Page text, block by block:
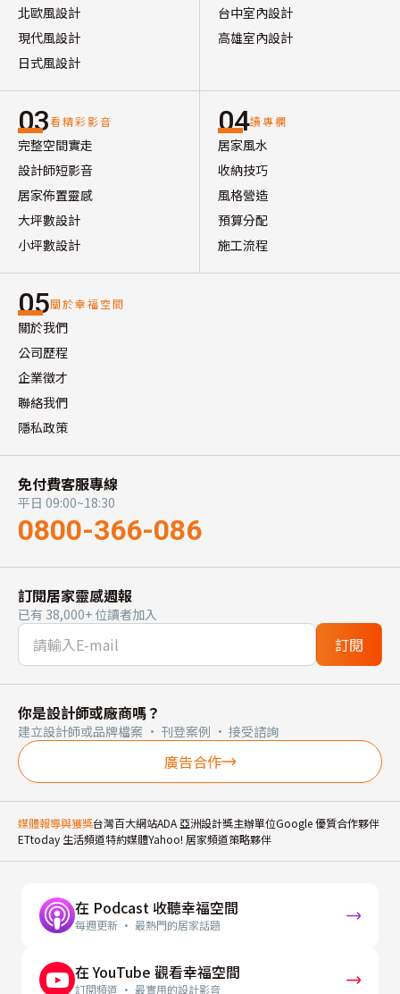
北歐風設計
現代風設計
日式風設計
台中室內設計
高雄室內設計
03看精彩影音
完整空間實走
設計師短影音
居家佈置靈感
大坪數設計
小坪數設計
04讀專欄
居家風水
收納技巧
風格營造
預算分配
施工流程
05關於幸福空間
關於我們
公司歷程
企業徵才
聯絡我們
隱私政策
免付費客服專線
平日 09:00~18:30
0800-366-086
訂閱居家靈感週報
已有 38,000+ 位讀者加入
訂閱
你是設計師或廠商嗎？
建立設計師或品牌檔案 · 刊登案例 · 接受諮詢
廣告合作
媒體報導與獲獎台灣百大網站ADA 亞洲設計獎主辦單位Google 優質合作夥伴
ETtoday 生活頻道特約媒體Yahoo! 居家頻道策略夥伴
在 Podcast 收聽幸福空間
每週更新 · 最熱門的居家話題
在 YouTube 觀看幸福空間
訂閱頻道 · 最實用的設計影音